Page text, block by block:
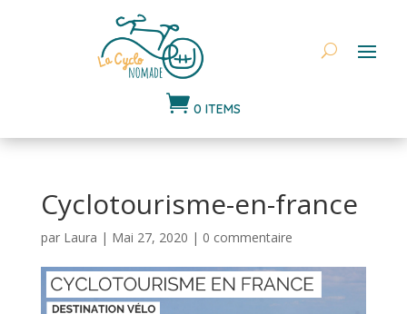
 0 ITEMS
Cyclotourisme-en-france
par Laura | Mai 27, 2020 | 0 commentaire